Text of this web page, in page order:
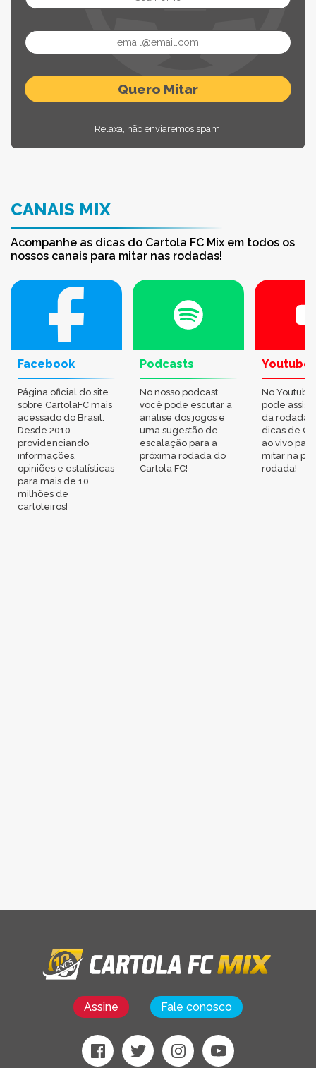
Relaxa, não enviaremos spam.
CANAIS MIX
Acompanhe as dicas do Cartola FC Mix em todos os
nossos canais para mitar nas rodadas!
Facebook
Página oficial do site
sobre CartolaFC mais
acessado do Brasil.
Desde 2010
providenciando
informações,
opiniões e estatísticas
para mais de 10
milhões de
cartoleiros!
Podcasts
No nosso podcast,
você pode escutar a
análise dos jogos e
uma sugestão de
escalação para a
próxima rodada do
Cartola FC!
Youtube
No
pode
da rodada,
dicas de
ao vivo
mitar na
rodada!
Assine Fale conosco